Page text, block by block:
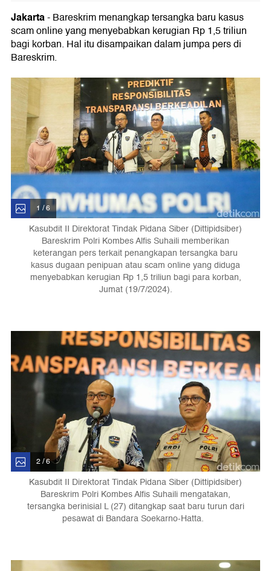
Jakarta- Bareskrim menangkap tersangka baru kasus
scam online yang menyebabkan kerugian Rp 1,5 triliun
bagi korban. Hal itu disampaikan dalam jumpa pers di
Bareskrim.
1 / 6
Kasubdit II Direktorat Tindak Pidana Siber (Dittipidsiber)
Bareskrim Polri Kombes Alfis Suhaili memberikan
keterangan pers terkait penangkapan tersangka baru
kasus dugaan penipuan atau scam online yang diduga
menyebabkan kerugian Rp 1,5 triliun bagi para korban,
Jumat (19/7/2024).
2 / 6
Kasubdit II Direktorat Tindak Pidana Siber (Dittipidsiber)
Bareskrim Polri Kombes Alfis Suhaili mengatakan,
tersangka berinisial L (27) ditangkap saat baru turun dari
pesawat di Bandara Soekarno-Hatta.